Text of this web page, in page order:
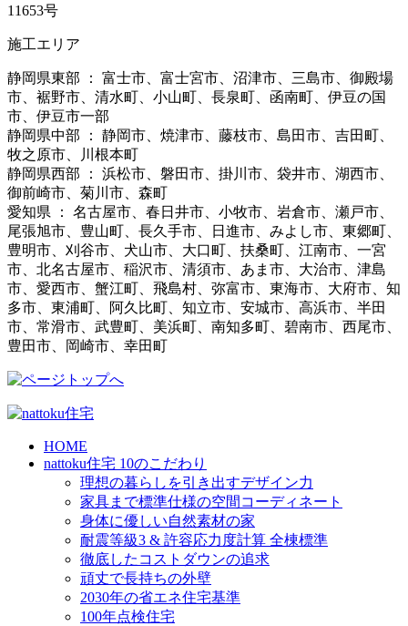
11653号
施工エリア
静岡県東部 ： 富士市、富士宮市、沼津市、三島市、御殿場
市、裾野市、清水町、小山町、長泉町、函南町、伊豆の国
市、伊豆市一部
静岡県中部 ： 静岡市、焼津市、藤枝市、島田市、吉田町、
牧之原市、川根本町
静岡県西部 ： 浜松市、磐田市、掛川市、袋井市、湖西市、
御前崎市、菊川市、森町
愛知県 ： 名古屋市、春日井市、小牧市、岩倉市、瀬戸市、
尾張旭市、豊山町、長久手市、日進市、みよし市、東郷町、
豊明市、刈谷市、犬山市、大口町、扶桑町、江南市、一宮
市、北名古屋市、稲沢市、清須市、あま市、大治市、津島
市、愛西市、蟹江町、飛島村、弥富市、東海市、大府市、知
多市、東浦町、阿久比町、知立市、安城市、高浜市、半田
市、常滑市、武豊町、美浜町、南知多町、碧南市、西尾市、
豊田市、岡崎市、幸田町
HOME
nattoku住宅 10のこだわり
理想の暮らしを引き出すデザイン力
家具まで標準仕様の空間コーディネート
身体に優しい自然素材の家
耐震等級3 & 許容応力度計算 全棟標準
徹底したコストダウンの追求
頑丈で長持ちの外壁
2030年の省エネ住宅基準
100年点検住宅